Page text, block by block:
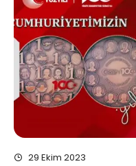
29 Ekim 2023